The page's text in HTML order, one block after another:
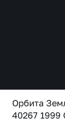
Орбита
40267 1999